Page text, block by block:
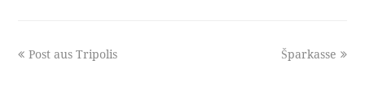
previous
Post aus Tripolis
next
Šparkasse